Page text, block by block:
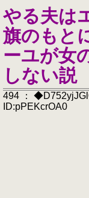
やる夫は
旗のもと
ーユが女
しない説
494 ：
ID:pPEKcrOA0
／
. ⌒{:
- ':.⌒ヽ
/: : : : {: : :
: : : : : : : :
{: : : {: : : {:
〃:{: : {: :